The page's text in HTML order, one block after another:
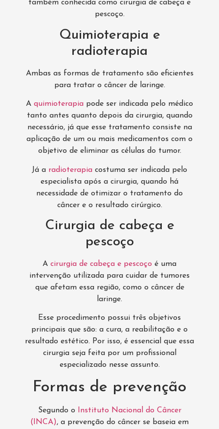
também conhecida como cirurgia de cabeça e
pescoço.
Quimioterapia e
radioterapia
Ambas as formas de tratamento são eficientes
para tratar o câncer de laringe.
A quimioterapia pode ser indicada pelo médico
tanto antes quanto depois da cirurgia, quando
necessário, já que esse tratamento consiste na
aplicação de um ou mais medicamentos com o
objetivo de eliminar as células do tumor.
Já a radioterapia costuma ser indicada pelo
especialista após a cirurgia, quando há
necessidade de otimizar o tratamento do
câncer e o resultado cirúrgico.
Cirurgia de cabeça e
pescoço
A cirurgia de cabeça e pescoço é uma
intervenção utilizada para cuidar de tumores
que afetam essa região, como o câncer de
laringe.
Esse procedimento possui três objetivos
principais que são: a cura, a reabilitação e o
resultado estético. Por isso, é essencial que essa
cirurgia seja feita por um profissional
especializado nesse assunto.
Formas de prevenção
Segundo o
Instituto Nacional do Câncer
(INCA), a prevenção do câncer se baseia em